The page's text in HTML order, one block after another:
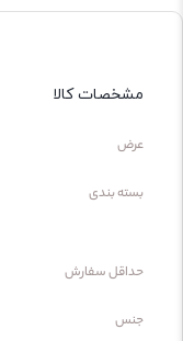
مشخصات کالا
عرض
بسته بندی
حداقل سفارش
جنس